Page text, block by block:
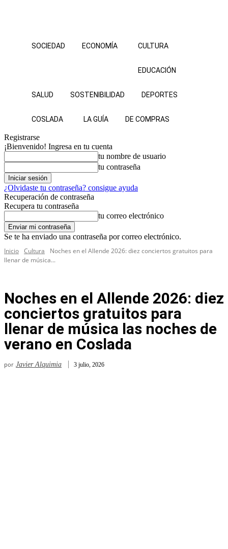
SOCIEDAD ECONOMÍA CULTURA
EDUCACIÓN
SALUD SOSTENIBILIDAD DEPORTES
COSLADA LA GUÍA DE COMPRAS
Registrarse
¡Bienvenido! Ingresa en tu cuenta
tu nombre de usuario
tu contraseña
¿Olvidaste tu contraseña? consigue ayuda
Recuperación de contraseña
Recupera tu contraseña
tu correo electrónico
Se te ha enviado una contraseña por correo electrónico.
Inicio Cultura
Noches en el Allende 2026: diez conciertos gratuitos para
llenar de música...
Noches en el Allende 2026: diez
conciertos gratuitos para
llenar de música las noches de
verano en Coslada
por Javier Alquimia 3 julio, 2026